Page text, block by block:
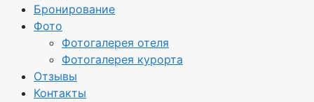
Бронирование
Фото
Фотогалерея отеля
Фотогалерея курорта
Отзывы
Контакты